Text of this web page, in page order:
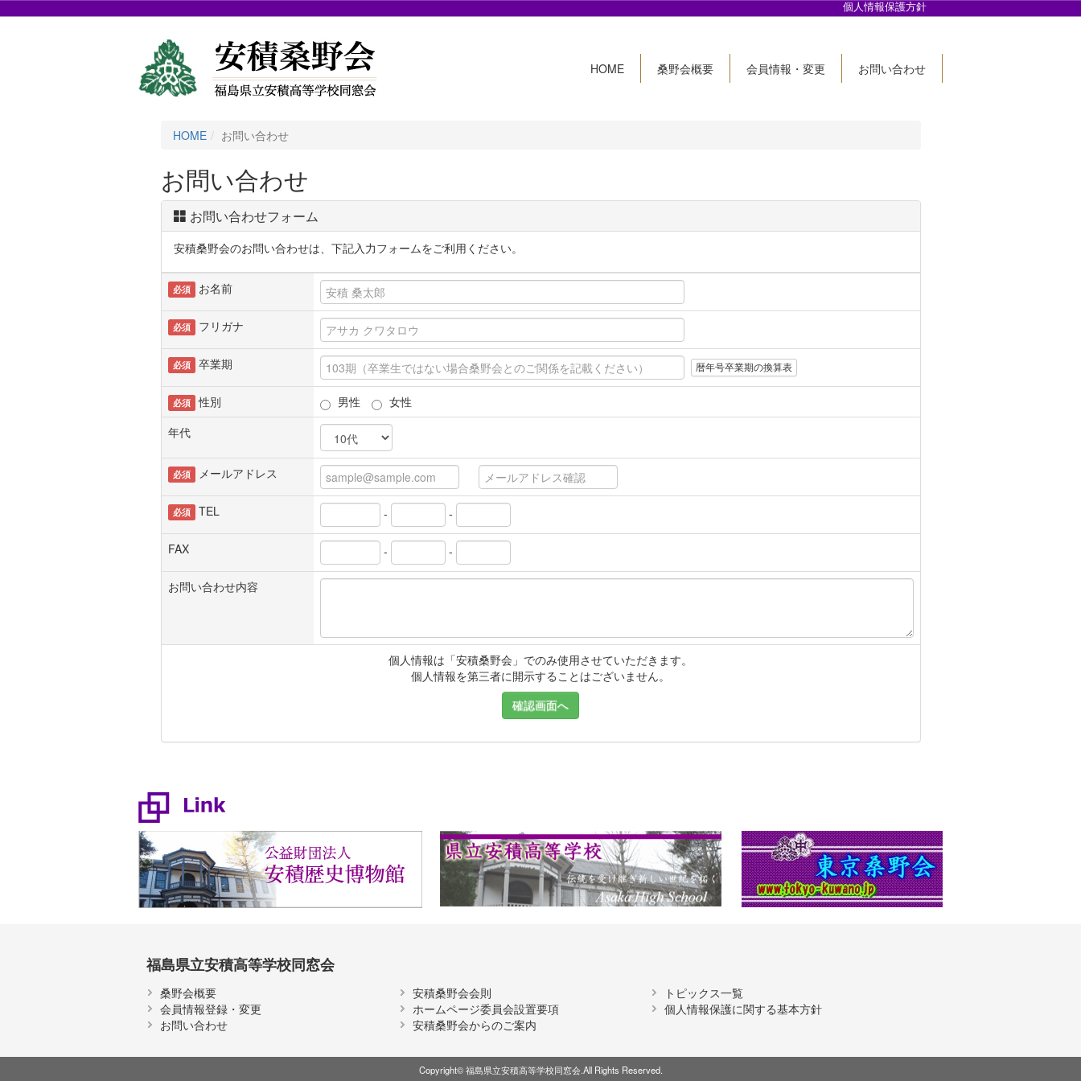
個人情報保護方針
HOME 桑野会概要 会員情報・変更 お問い合わせ
HOME お問い合わせ
お問い合わせ
お問い合わせフォーム
安積桑野会のお問い合わせは、下記入力フォームをご利用ください。
必須 お名前
必須 フリガナ
必須 卒業期 暦年号卒業期の換算表
必須 性別 男性
女性
年代
必須 メールアドレス
必須 TEL - -
FAX - -
お問い合わせ内容
個人情報は「安積桑野会」でのみ使用させていただきます。
個人情報を第三者に開示することはございません。
確認画面へ
福島県立安積高等学校同窓会
桑野会概要
会員情報登録・変更
お問い合わせ
安積桑野会会則
ホームページ委員会設置要項
安積桑野会からのご案内
トピックス一覧
個人情報保護に関する基本方針
Copyright© 福島県立安積高等学校同窓会.All Rights Reserved.